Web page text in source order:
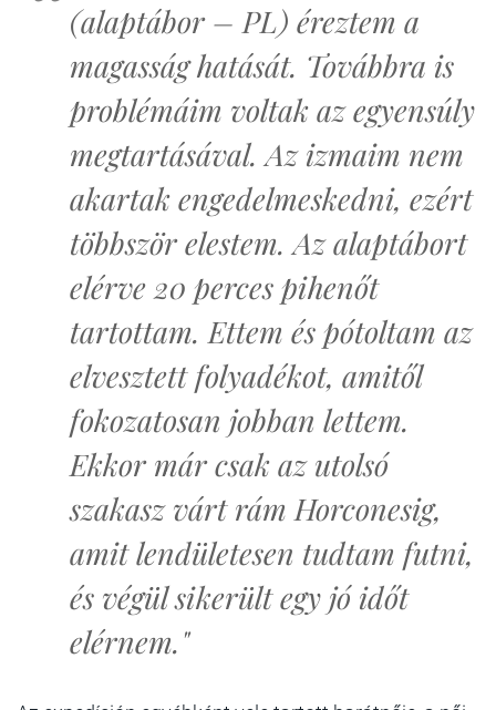
(alaptábor – PL) éreztem a
magasság hatását. Továbbra is
problémáim voltak az egyensúly
megtartásával. Az izmaim nem
akartak engedelmeskedni, ezért
többször elestem. Az alaptábort
elérve 20 perces pihenőt
tartottam. Ettem és pótoltam az
elvesztett folyadékot, amitől
fokozatosan jobban lettem.
Ekkor már csak az utolsó
szakasz várt rám Horconesig,
amit lendületesen tudtam futni,
és végül sikerült egy jó időt
elérnem."